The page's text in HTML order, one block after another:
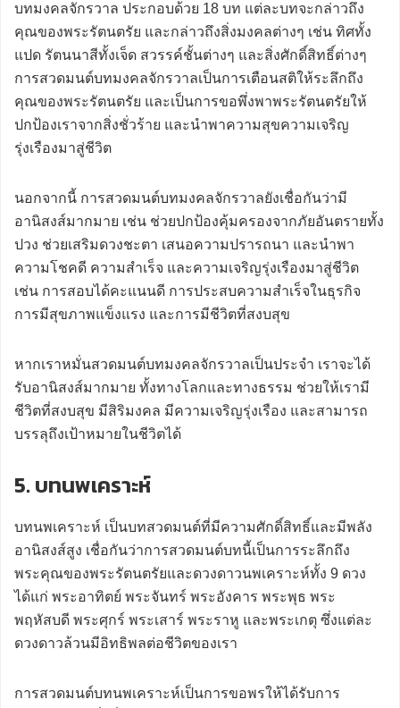
บทมงคลจักรวาล ประกอบด้วย 18 บท แต่ละบทจะกล่าวถึง
คุณของพระรัตนตรัย และกล่าวถึงสิ่งมงคลต่างๆ เช่น ทิศทั้ง
แปด รัตนนาสีทั้งเจ็ด สวรรค์ชั้นต่างๆ และสิ่งศักดิ์สิทธิ์ต่างๆ
การสวดมนต์บทมงคลจักรวาลเป็นการเตือนสติให้ระลึกถึง
คุณของพระรัตนตรัย และเป็นการขอพึ่งพาพระรัตนตรัยให้
ปกป้องเราจากสิ่งชั่วร้าย และนำพาความสุขความเจริญ
รุ่งเรืองมาสู่ชีวิต
นอกจากนี้ การสวดมนต์บทมงคลจักรวาลยังเชื่อกันว่ามี
อานิสงส์มากมาย เช่น ช่วยปกป้องคุ้มครองจากภัยอันตรายทั้ง
ปวง ช่วยเสริมดวงชะตา เสนอความปรารถนา และนำพา
ความโชคดี ความสำเร็จ และความเจริญรุ่งเรืองมาสู่ชีวิต
เช่น การสอบได้คะแนนดี การประสบความสำเร็จในธุรกิจ
การมีสุขภาพแข็งแรง และการมีชีวิตที่สงบสุข
หากเราหมั่นสวดมนต์บทมงคลจักรวาลเป็นประจำ เราจะได้
รับอานิสงส์มากมาย ทั้งทางโลกและทางธรรม ช่วยให้เรามี
ชีวิตที่สงบสุข มีสิริมงคล มีความเจริญรุ่งเรือง และสามารถ
บรรลุถึงเป้าหมายในชีวิตได้
5. บทนพเคราะห์
บทนพเคราะห์ เป็นบทสวดมนต์ที่มีความศักดิ์สิทธิ์และมีพลัง
อานิสงส์สูง เชื่อกันว่าการสวดมนต์บทนี้เป็นการระลึกถึง
พระคุณของพระรัตนตรัยและดวงดาวนพเคราะห์ทั้ง 9 ดวง
ได้แก่ พระอาทิตย์ พระจันทร์ พระอังคาร พระพุธ พระ
พฤหัสบดี พระศุกร์ พระเสาร์ พระราหู และพระเกตุ ซึ่งแต่ละ
ดวงดาวล้วนมีอิทธิพลต่อชีวิตของเรา
การสวดมนต์บทนพเคราะห์เป็นการขอพรให้ได้รับการ